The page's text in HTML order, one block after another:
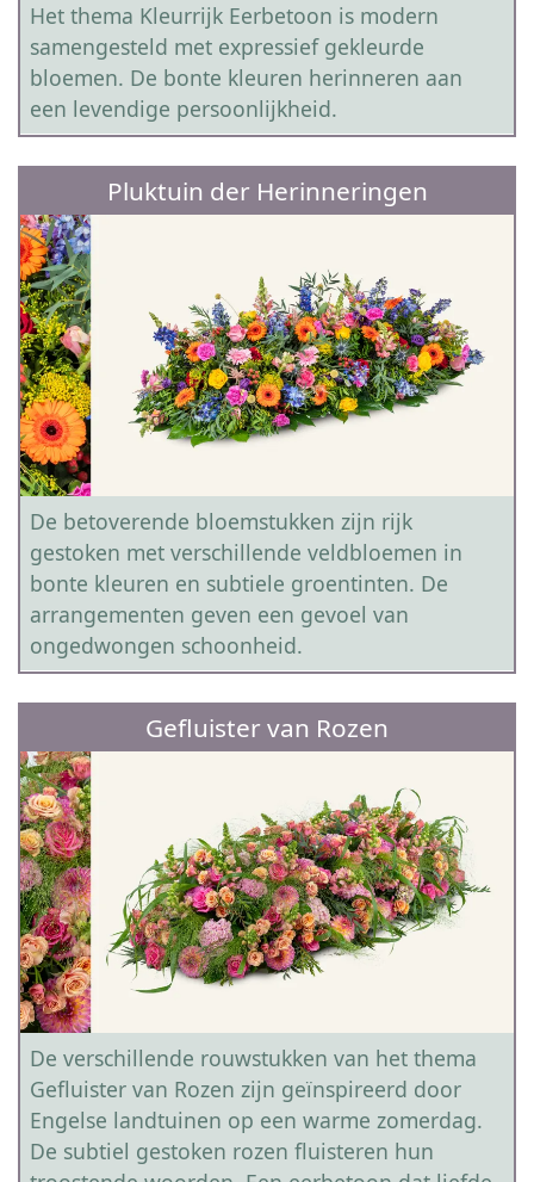
Het thema Kleurrijk Eerbetoon is modern
samengesteld met expressief gekleurde
bloemen. De bonte kleuren herinneren aan
een levendige persoonlijkheid.
Pluktuin der Herinneringen
De betoverende bloemstukken zijn rijk
gestoken met verschillende veldbloemen in
bonte kleuren en subtiele groentinten. De
arrangementen geven een gevoel van
ongedwongen schoonheid.
Gefluister van Rozen
De verschillende rouwstukken van het thema
Gefluister van Rozen zijn geïnspireerd door
Engelse landtuinen op een warme zomerdag.
De subtiel gestoken rozen fluisteren hun